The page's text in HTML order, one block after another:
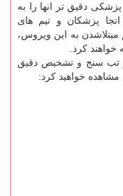
پزشكی دقیق تر انها را به
پزشكان و تیم های
به این ویروس،
كرد.
تب سنج و تشخیص دقیق
خواهید كرد: